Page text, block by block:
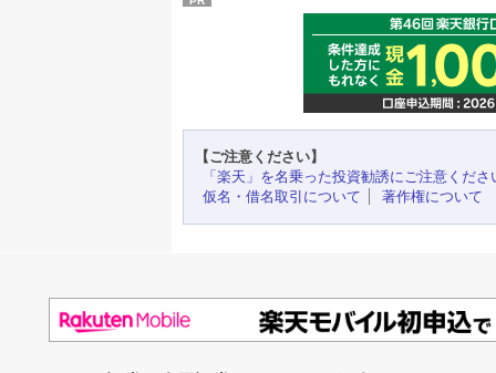
【ご注意ください】
「楽天」を名乗った投資勧誘にご注意くださ
仮名・借名取引について
著作権について